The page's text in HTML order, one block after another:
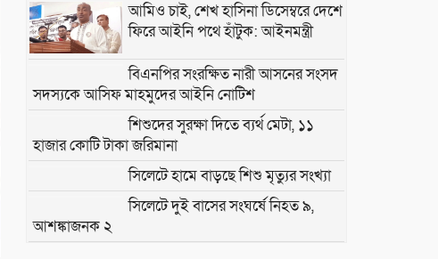
আমিও চাই, শেখ হাসিনা ডিসেম্বরে দেশে
ফিরে আইনি পথে হাঁটুক: আইনমন্ত্রী
বিএনপির সংরক্ষিত নারী আসনের সংসদ
সদস্যকে আসিফ মাহমুদের আইনি নোটিশ
শিশুদের সুরক্ষা দিতে ব্যর্থ মেটা, ১১
হাজার কোটি টাকা জরিমানা
সিলেটে হামে বাড়ছে শিশু মৃত্যুর সংখ্যা
সিলেটে দুই বাসের সংঘর্ষে নিহত ৯,
আশঙ্কাজনক ২